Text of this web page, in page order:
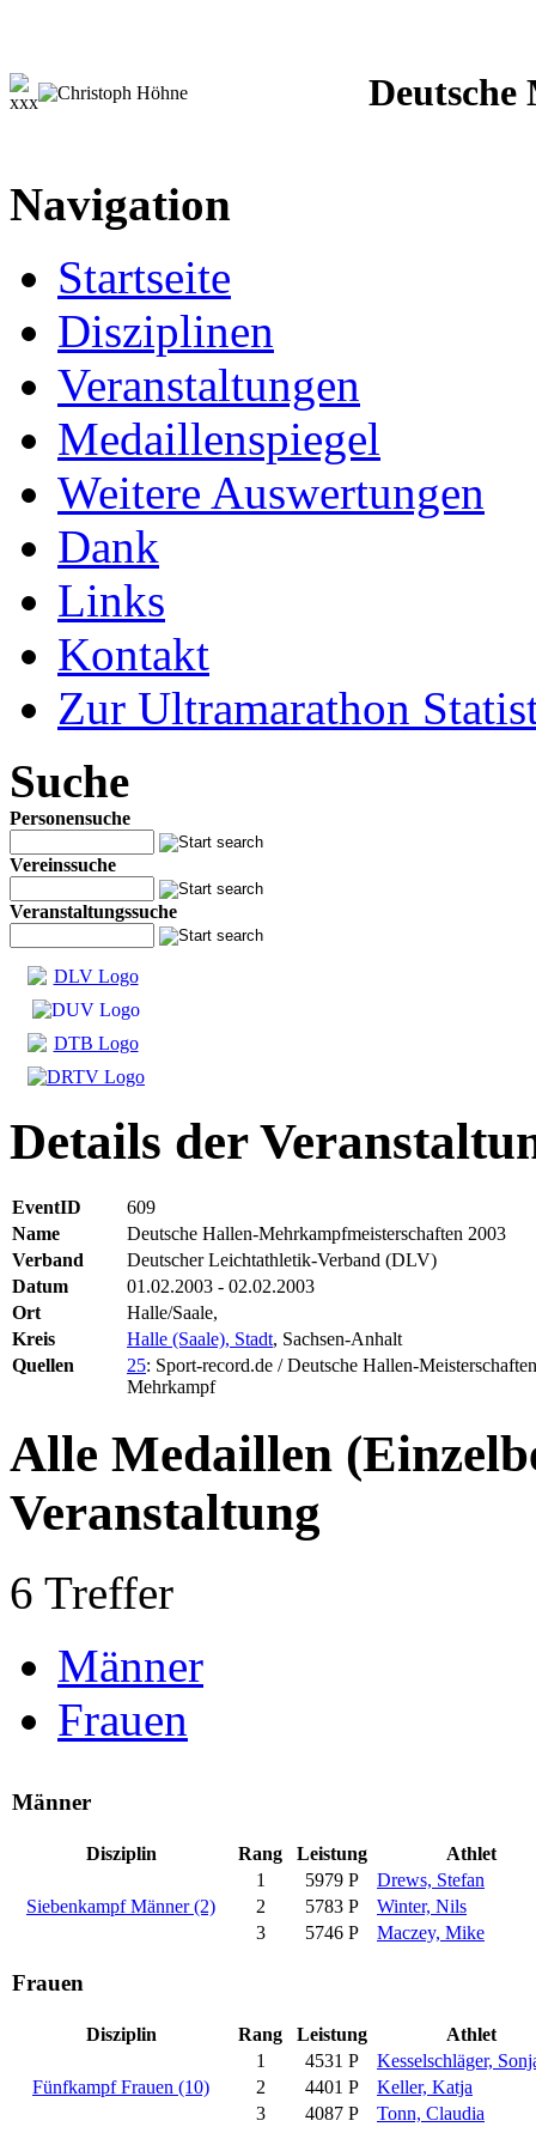
Navigation
Startseite
Disziplinen
Veranstaltungen
Medaillenspiegel
Weitere Auswertungen
Dank
Links
Kontakt
Zur Ultramarathon
Suche
Personensuche
Vereinssuche
Veranstaltungssuche
Details der
EventID
609
Name
Deutsche Hallen-Mehrkampfmeisterschaften 2003
Verband
Deutscher Leichtathletik-Verband (DLV)
Datum
01.02.2003 - 02.02.2003
Ort
Halle/Saale,
Kreis
Halle (Saale), Stadt, Sachsen-Anhalt
Quellen
25: Sport-record.de / Deutsche Hallen-Meisterschaften
Mehrkampf
Alle Medaillen
Veranstaltung
6 Treffer
Männer
Frauen
Männer
Disziplin Rang Leistung Athlet
Siebenkampf Männer (2)
1 5979 P
Drews, Stefan
2
5783 P
Winter, Nils
3
5746 P Maczey, Mike
Frauen
Disziplin Rang Leistung Athlet
Fünfkampf Frauen (10)
1 4531 P
Kesselschläger,
2
4401 P
Keller, Katja
3
4087 P Tonn, Claudia